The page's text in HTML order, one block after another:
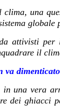
una
attivisti per
il
va
una vera
dei ghiacci